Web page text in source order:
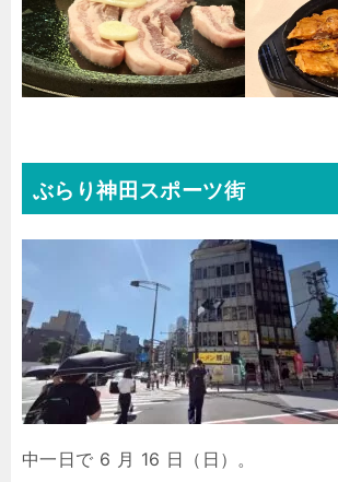
ぶらり神田スポーツ街
中一日で 6 月 16 日（日）。